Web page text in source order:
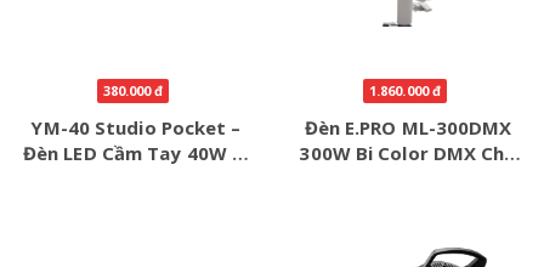
380.000 đ
YM-40 Studio Pocket –
Đèn LED Cầm Tay 40W Bi
1.860.000 đ
Đèn E.PRO ML-300DMX
300W Bi Color DMX Cho